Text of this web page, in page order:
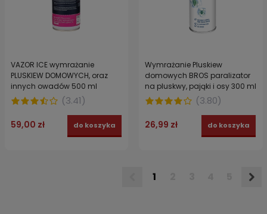
VAZOR ICE wymrażanie
PLUSKIEW DOMOWYCH, oraz
innych owadów 500 ml
(3.41)
59,00 zł do koszyka
Wymrażanie Pluskiew
domowych BROS paralizator
na pluskwy, pająki i osy 300 ml
(3.80)
26,99 zł do koszyka
1